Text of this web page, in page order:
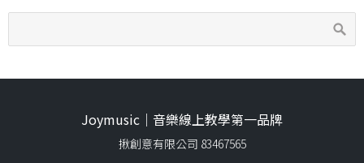
Joymusic｜音樂線上教學第一品牌
揪創意有限公司 83467565